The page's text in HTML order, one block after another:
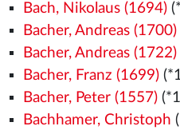
Bach, Nikolaus (1694)
Bacher, Andreas (1700)
Bacher, Andreas (1722)
Bacher, Franz (1699)
Bacher, Peter (1557)
Bachhamer, Christoph